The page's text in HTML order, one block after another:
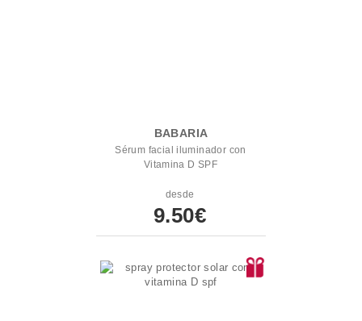
BABARIA
Sérum facial iluminador con
Vitamina D SPF
desde
9.50€